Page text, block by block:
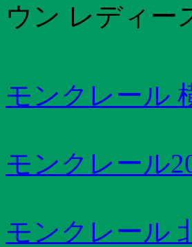
ウン レディー
モンクレール
モンクレール
モンクレール